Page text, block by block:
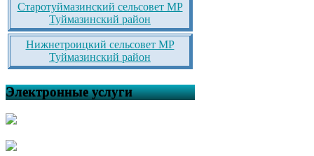
Старотуймазинский сельсовет МР
Туймазинский район
Нижнетроицкий сельсовет МР
Туймазинский район
Электронные услуги